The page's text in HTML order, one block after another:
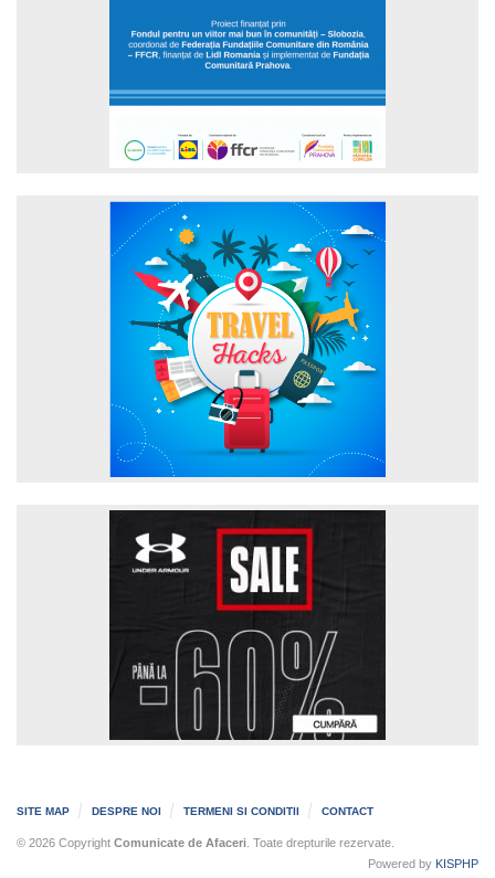
SITE MAP DESPRE NOI TERMENI SI CONDITII CONTACT
© 2026 Copyright Comunicate de Afaceri . Toate drepturile rezervate.
Powered by KISPHP